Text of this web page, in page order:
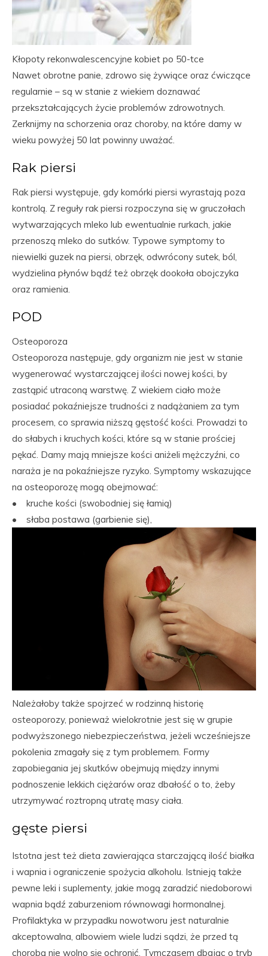
Kłopoty rekonwalescencyjne kobiet po 50-tce
Nawet obrotne panie, zdrowo się żywiące oraz ćwiczące
regularnie – są w stanie z wiekiem doznawać
przekształcających życie problemów zdrowotnych.
Zerknijmy na schorzenia oraz choroby, na które damy w
wieku powyżej 50 lat powinny uważać.
Rak piersi
Rak piersi występuje, gdy komórki piersi wyrastają poza
kontrolą. Z reguły rak piersi rozpoczyna się w gruczołach
wytwarzających mleko lub ewentualnie rurkach, jakie
przenoszą mleko do sutków. Typowe symptomy to
niewielki guzek na piersi, obrzęk, odwrócony sutek, ból,
wydzielina płynów bądź też obrzęk dookoła obojczyka
oraz ramienia.
POD
Osteoporoza
Osteoporoza następuje, gdy organizm nie jest w stanie
wygenerować wystarczającej ilości nowej kości, by
zastąpić utraconą warstwę. Z wiekiem ciało może
posiadać pokaźniejsze trudności z nadążaniem za tym
procesem, co sprawia niższą gęstość kości. Prowadzi to
do słabych i kruchych kości, które są w stanie prościej
pękać. Damy mają mniejsze kości aniżeli mężczyźni, co
naraża je na pokaźniejsze ryzyko. Symptomy wskazujące
na osteoporozę mogą obejmować:
• kruche kości (swobodniej się łamią)
• słaba postawa (garbienie się),
Należałoby także spojrzeć w rodzinną historię
osteoporozy, ponieważ wielokrotnie jest się w grupie
podwyższonego niebezpieczeństwa, jeżeli wcześniejsze
pokolenia zmagały się z tym problemem. Formy
zapobiegania jej skutków obejmują między innymi
podnoszenie lekkich ciężarów oraz dbałość o to, żeby
utrzymywać roztropną utratę masy ciała.
gęste piersi
Istotna jest też dieta zawierająca starczającą ilość białka
i wapnia i ograniczenie spożycia alkoholu. Istnieją także
pewne leki i suplementy, jakie mogą zaradzić niedoborowi
wapnia bądź zaburzeniom równowagi hormonalnej.
Profilaktyka w przypadku nowotworu jest naturalnie
akceptowalna, albowiem wiele ludzi sądzi, że przed tą
chorobą nie wolno się ochronić. Tymczasem dbając o tryb